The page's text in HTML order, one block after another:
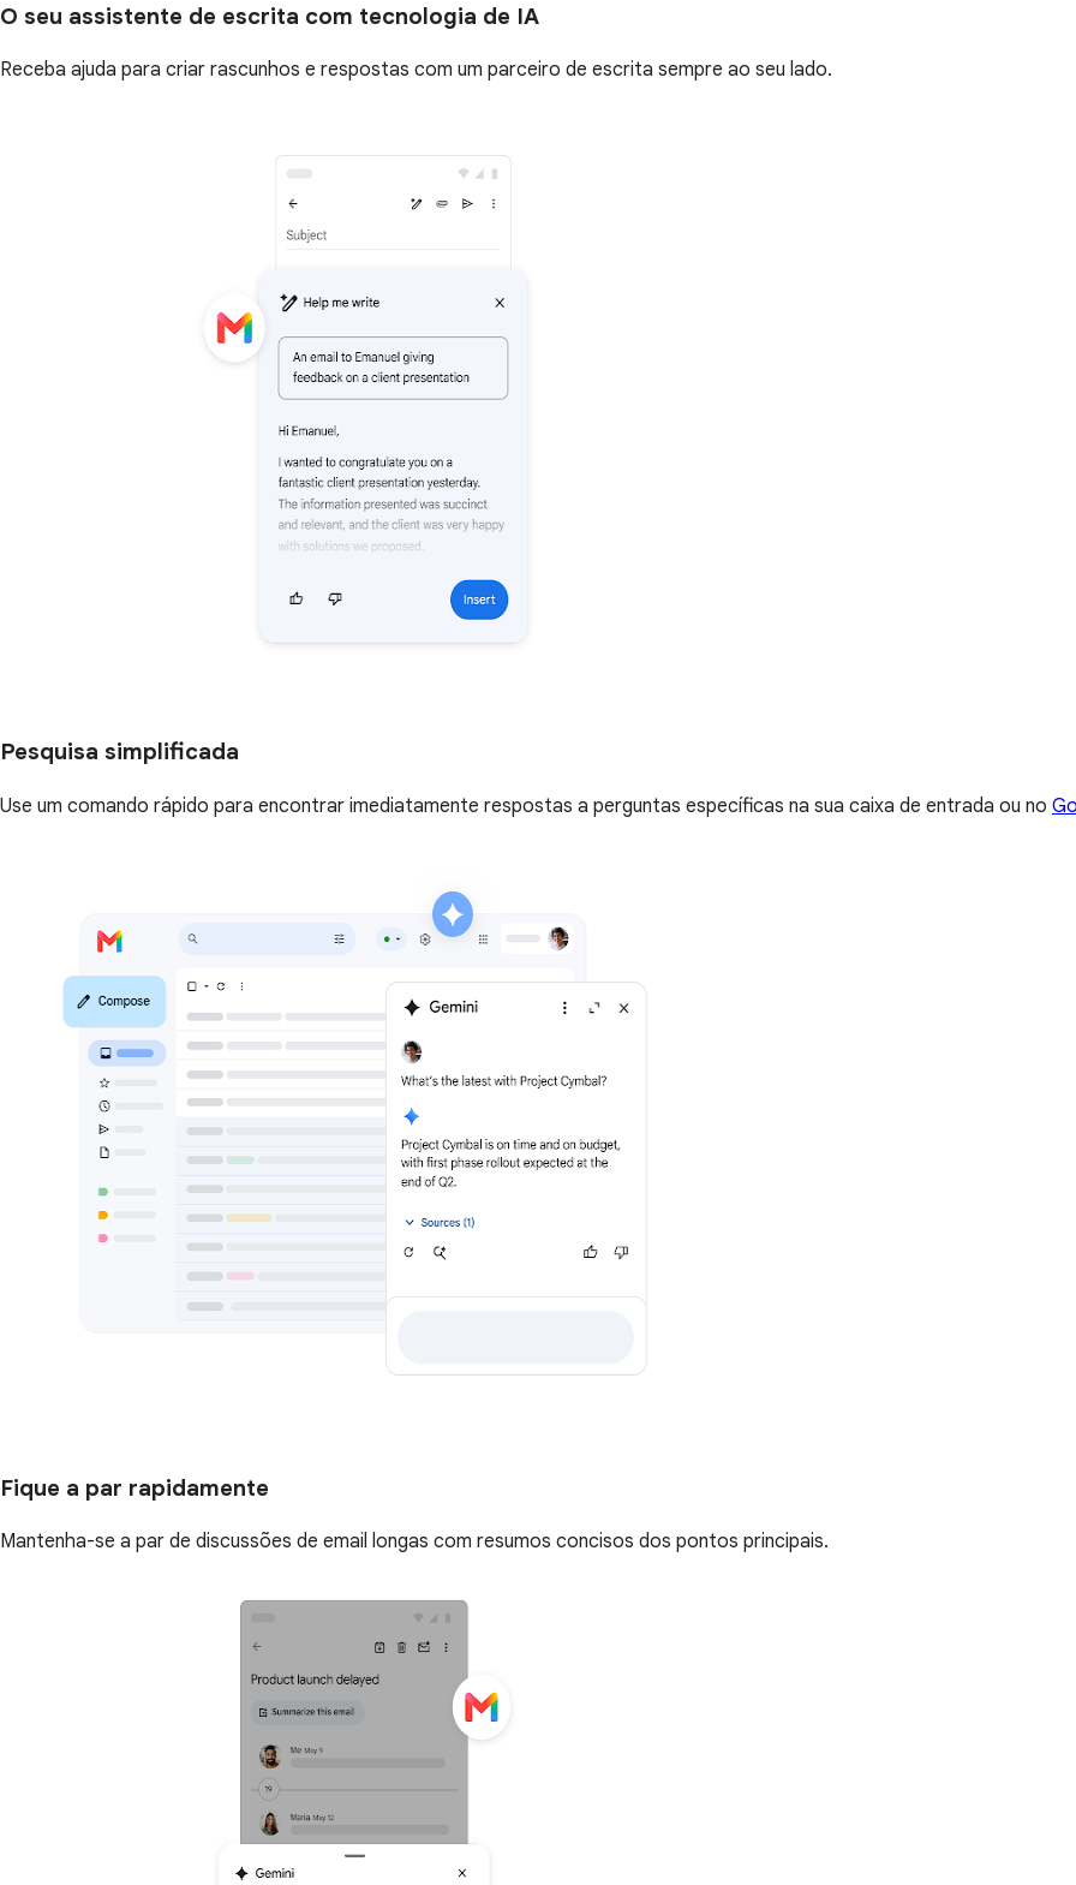
O seu assistente de escrita com tecnologia de IA
Receba ajuda para criar rascunhos e respostas com um parceiro de escrita sempre ao seu lado.
Pesquisa simplificada
Use um comando rápido para encontrar imediatamente respostas a perguntas específicas na sua caixa de entrada ou no
Fique a par rapidamente
Mantenha-se a par de discussões de email longas com resumos concisos dos pontos principais.